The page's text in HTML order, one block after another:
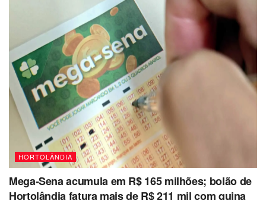
HORTOLÂNDIA
Mega-Sena acumula em R$ 165 milhões; bolão de
Hortolândia fatura mais de R$ 211 mil com quina